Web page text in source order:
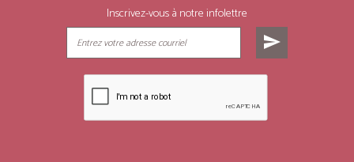
Inscrivez-vous à notre infolettre
send